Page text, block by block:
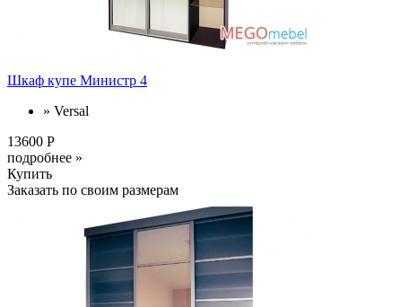
Шкаф купе Министр 4
» Versal
13600 Р
подробнее »
Купить
Заказать по своим размерам